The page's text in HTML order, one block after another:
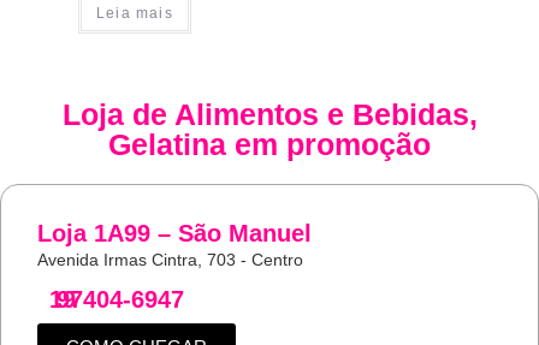
Leia mais
Loja de Alimentos e Bebidas,
Gelatina em promoção
Loja 1A99 – São Manuel
Avenida Irmas Cintra, 703 - Centro
19
97404-6947